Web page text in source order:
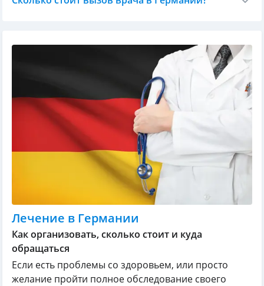
Лечение в Германии
Как организовать, сколько стоит и куда
обращаться
Если есть проблемы со здоровьем, или просто
желание пройти полное обследование своего